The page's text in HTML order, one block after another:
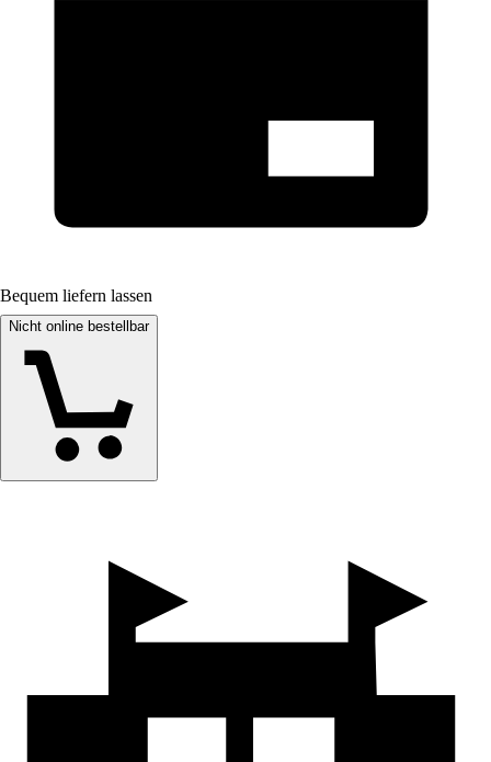
Bequem liefern lassen
Nicht online bestellbar